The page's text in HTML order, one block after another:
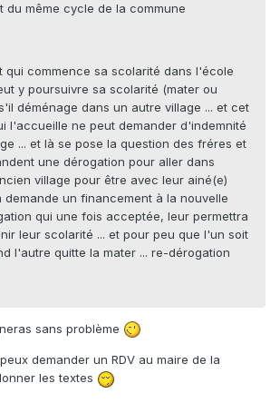
du même cycle de la commune
qui commence sa scolarité dans l'école
y poursuivre sa scolarité (mater ou
déménage dans un autre village ... et cet
l'accueille ne peut demander d'indemnité
... et là se pose la question des fréres et
une dérogation pour aller dans
village pour être avec leur ainé(e)
demande un financement à la nouvelle
qui une fois acceptée, leur permettra
leur scolarité ... et pour peu que l'un soit
l'autre quitte la mater ... re-dérogation
sans problème
demander un RDV au maire de la
les textes